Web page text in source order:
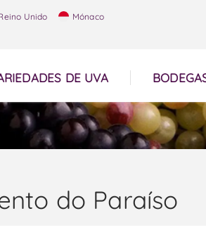
Unido Mónaco
DE UVA
do Paraíso